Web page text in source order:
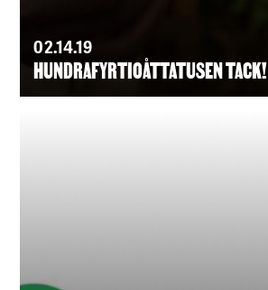
02.14.19
HUNDRAFYRTIOÅTTATUSEN TACK!